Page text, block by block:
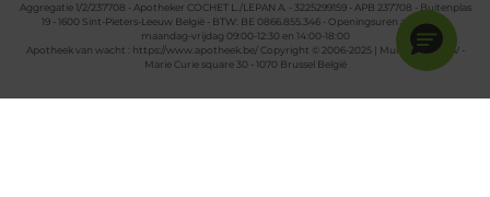
Aggregatie 1/2/237708 - Apotheker COCHET L./LEPAN A. - 3225299159 - APB 237708 - Buitenplas
19 - 1600 Sint-Pieters-Leeuw België - BTW: BE 0866.855.346 - Openingsuren apotheek:
maandag-vrijdag 09:00-12:30 en 14:00-18:00
Apotheek van wacht :
https://www.apotheek.be/Copyright © 2006-2025 | Multipharma CV -
Marie Curie square 30 - 1070 Brussel België